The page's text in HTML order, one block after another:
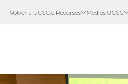
Volver a UCSC.clRecursos Medios UCSC